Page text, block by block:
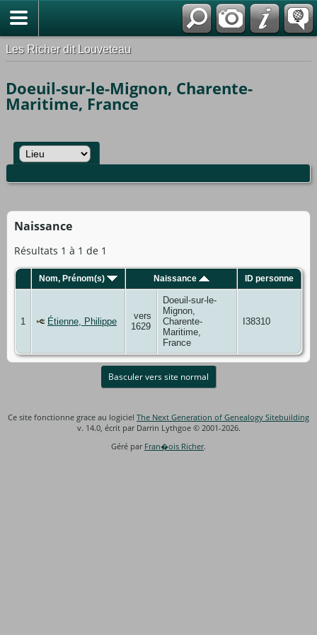
Les Richer dit Louveteau
Doeuil-sur-le-Mignon, Charente-
Maritime, France
Naissance
Résultats 1 à 1 de 1
Nom, Prénom(s) Naissance ID personne
1 Étienne, Philippe
vers
1629
Doeuil-sur-le-
Mignon,
Charente-
Maritime,
France
I38310
Basculer vers site normal
Ce site fonctionne grace au logiciel The Next Generation of Genealogy Sitebuilding
v. 14.0, écrit par Darrin Lythgoe © 2001-2026.
Géré par Fran�ois Richer.